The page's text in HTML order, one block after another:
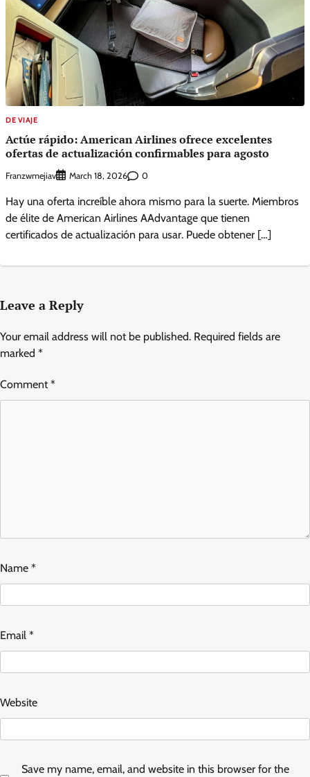
DE VIAJE
Actúe rápido: American Airlines ofrece excelentes
ofertas de actualización confirmables para agosto
Franzwmejiav March 18, 2026 0
Hay una oferta increíble ahora mismo para la suerte. Miembros
de élite de American Airlines AAdvantage que tienen
certificados de actualización para usar. Puede obtener […]
Leave a Reply
Your email address will not be published. Required fields are
marked *
Comment*
Name *
Email *
Website
Save my name, email, and website in this browser for the